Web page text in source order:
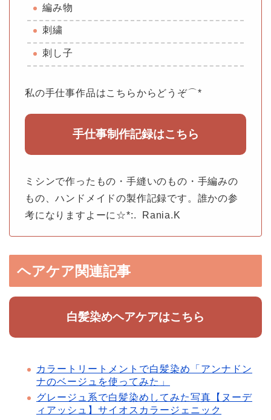
編み物
刺繍
刺し子
私の手仕事作品はこちらからどうぞ⌒*
手仕事制作記録はこちら
ミシンで作ったもの・手縫いのもの・手編みの
もの、ハンドメイドの製作記録です。誰かの参
考になりますよーに☆*:. Rania.K
ヘアケア関連記事
白髪染めヘアケアはこちら
カラートリートメントで白髪染め「アンナドン
ナのベージュを使ってみた」
グレージュ系で白髪染めしてみた写真【ヌーデ
ィアッシュ】サイオスカラージェニック